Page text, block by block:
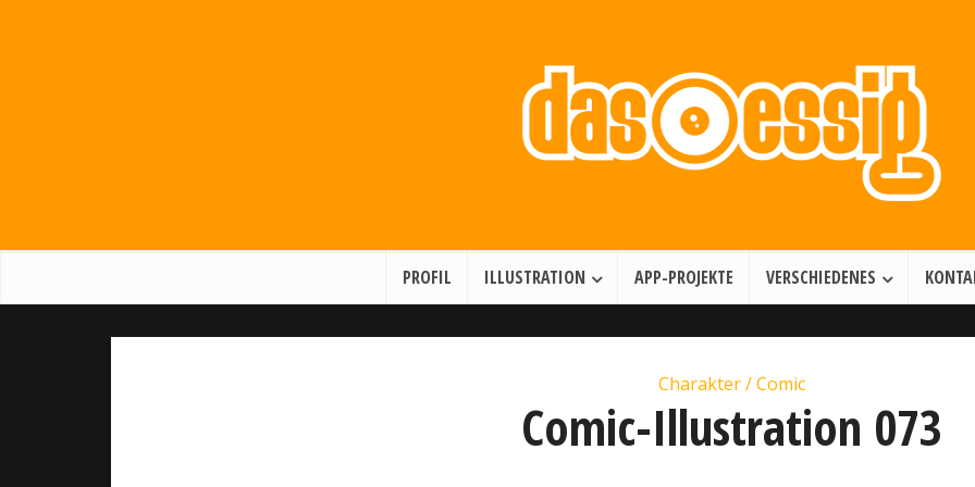
PROFIL ILLUSTRATION APP-PROJEKTE VERSCHIEDENES
Charakter / Comic
Comic-Illustration 073